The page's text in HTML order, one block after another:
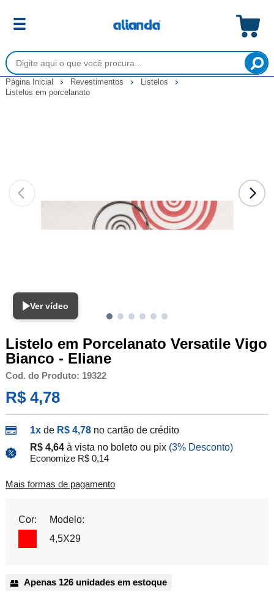
Página Inicial Revestimentos
Listelos
Listelos em porcelanato
Ver vídeo
Listelo em Porcelanato Versatile Vigo
Bianco - Eliane
Cod. do Produto: 19322
R$ 4,78
1xde R$ 4,78 no cartão de crédito
R$ 4,64 à vista no boleto ou pix (3% Desconto)
Economize R$ 0,14
Mais formas de pagamento
Cor:
Modelo:
4,5X29
Apenas 126 unidades em estoque